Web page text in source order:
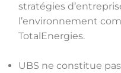
stratégies
l’environnement
TotalEnergies.
UBS ne constitue